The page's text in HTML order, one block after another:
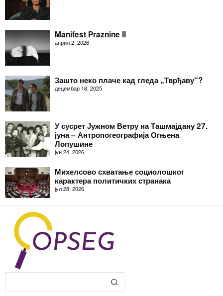
Manifest Praznine II
април 2, 2026
Зашто неко плаче кад гледа „Тврђаву“?
децембар 18, 2025
У сусрет Јужном Ветру на Ташмајдану 27.
јуна – Антропогеографија Огњена
Лопушине
јун 24, 2026
Михелсово схватање социолошког
карактера политичких странака
јул 28, 2026